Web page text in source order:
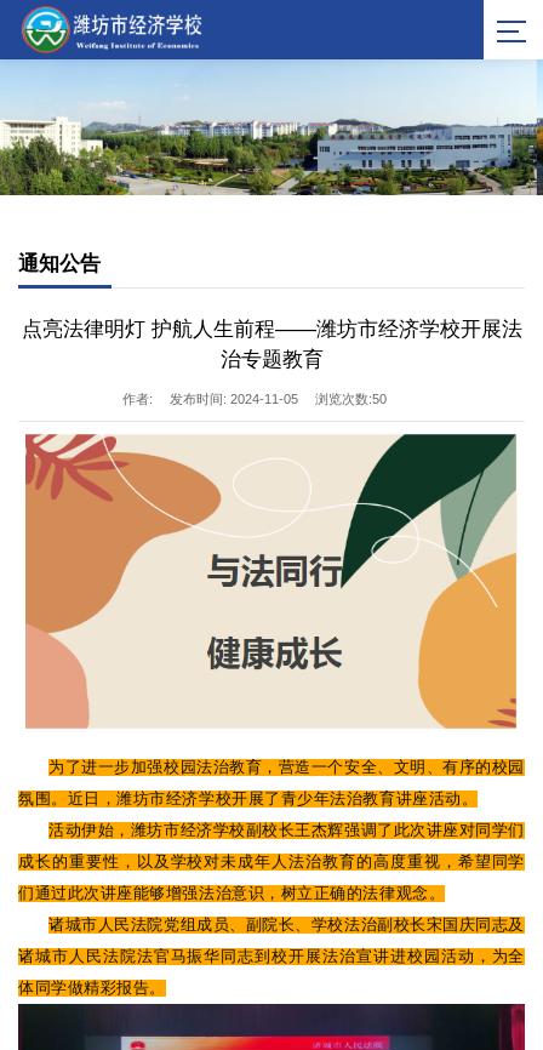
通知公告
点亮法律明灯 护航人生前程——潍坊市经济学校开展法
治专题教育
作者: 发布时间: 2024-11-05 浏览次数:50
为了进一步加强校园法治教育，营造一个安全、文明、有序的校园
氛围。近日，潍坊市经济学校开展了青少年法治教育讲座活动。
活动伊始，潍坊市经济学校副校长王杰辉强调了此次讲座对同学们
成长的重要性，以及学校对未成年人法治教育的高度重视，希望同学
们通过此次讲座能够增强法治意识，树立正确的法律观念。
诸城市人民法院党组成员、副院长、学校法治副校长宋国庆同志及
诸城市人民法院法官马振华同志到校开展法治宣讲进校园活动，为全
体同学做精彩报告。